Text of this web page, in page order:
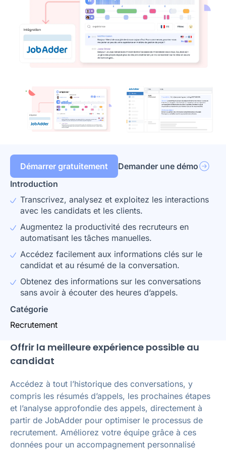
Démarrer gratuitement
Demander une démo
Introduction
Transcrivez, analysez et exploitez les interactions
avec les candidats et les clients.
Augmentez la productivité des recruteurs en
automatisant les tâches manuelles.
Accédez facilement aux informations clés sur le
candidat et au résumé de la conversation.
Obtenez des informations sur les conversations
sans avoir à écouter des heures d’appels.
Catégorie
Recrutement
Offrir la meilleure expérience possible au
candidat
Accédez à tout l’historique des conversations, y
compris les résumés d’appels, les prochaines étapes
et l’analyse approfondie des appels, directement à
partir de JobAdder pour optimiser le processus de
recrutement. Améliorez votre équipe grâce à ces
données pour un accompagnement personnalisé